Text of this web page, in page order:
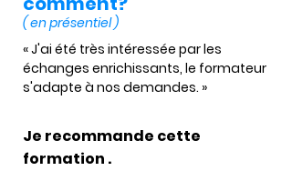
( en présentiel )
« J'ai été très intéressée par les
échanges enrichissants, le formateur
s'adapte à nos demandes. »
Je recommande cette
formation .